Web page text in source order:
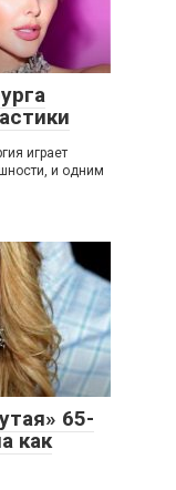
играет
и одним
65-
как